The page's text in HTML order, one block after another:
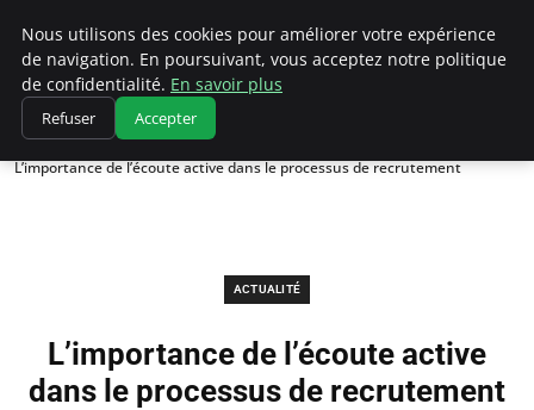
Chasseur De Tête
Accueil
Actualité
L’importance de l’écoute active dans le processus de recrutement
ACTUALITÉ
L’importance de l’écoute active
dans le processus de recrutement
Nous utilisons des cookies pour améliorer votre expérience
de navigation. En poursuivant, vous acceptez notre politique
de confidentialité. En savoir plus
Refuser Accepter